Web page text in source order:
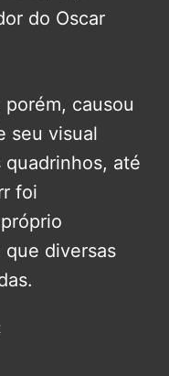
do Oscar
causou
seu visual
até
foi
diversas